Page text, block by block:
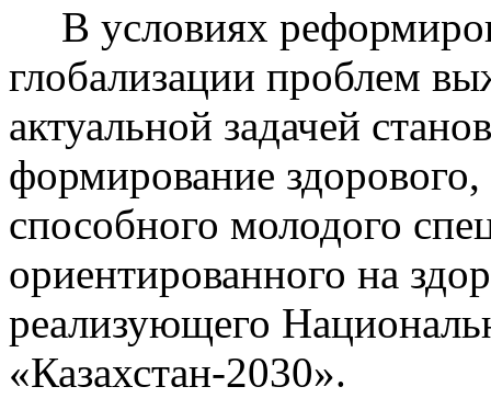
В условиях
глобализации проблем
актуальной задачей
формирование
способного молодого
ориентированного на
реализующего
«Казахстан-2030».